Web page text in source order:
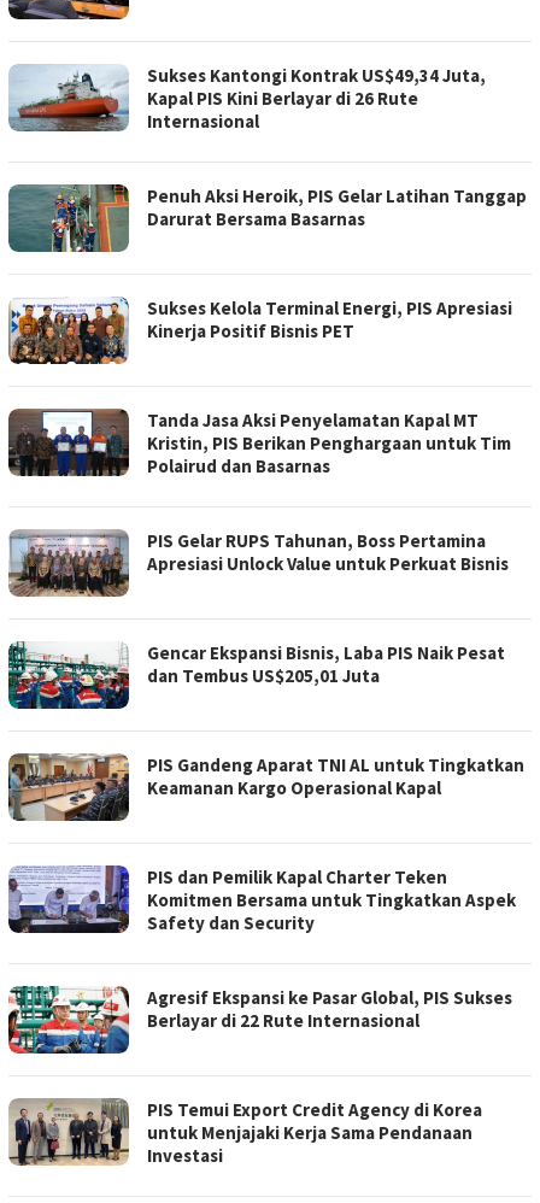
Sukses Kantongi Kontrak US$49,34 Juta,
Kapal PIS Kini Berlayar di 26 Rute
Internasional
Penuh Aksi Heroik, PIS Gelar Latihan Tanggap
Darurat Bersama Basarnas
Sukses Kelola Terminal Energi, PIS Apresiasi
Kinerja Positif Bisnis PET
Tanda Jasa Aksi Penyelamatan Kapal MT
Kristin, PIS Berikan Penghargaan untuk Tim
Polairud dan Basarnas
PIS Gelar RUPS Tahunan, Boss Pertamina
Apresiasi Unlock Value untuk Perkuat Bisnis
Gencar Ekspansi Bisnis, Laba PIS Naik Pesat
dan Tembus US$205,01 Juta
PIS Gandeng Aparat TNI AL untuk Tingkatkan
Keamanan Kargo Operasional Kapal
PIS dan Pemilik Kapal Charter Teken
Komitmen Bersama untuk Tingkatkan Aspek
Safety dan Security
Agresif Ekspansi ke Pasar Global, PIS Sukses
Berlayar di 22 Rute Internasional
PIS Temui Export Credit Agency di Korea
untuk Menjajaki Kerja Sama Pendanaan
Investasi